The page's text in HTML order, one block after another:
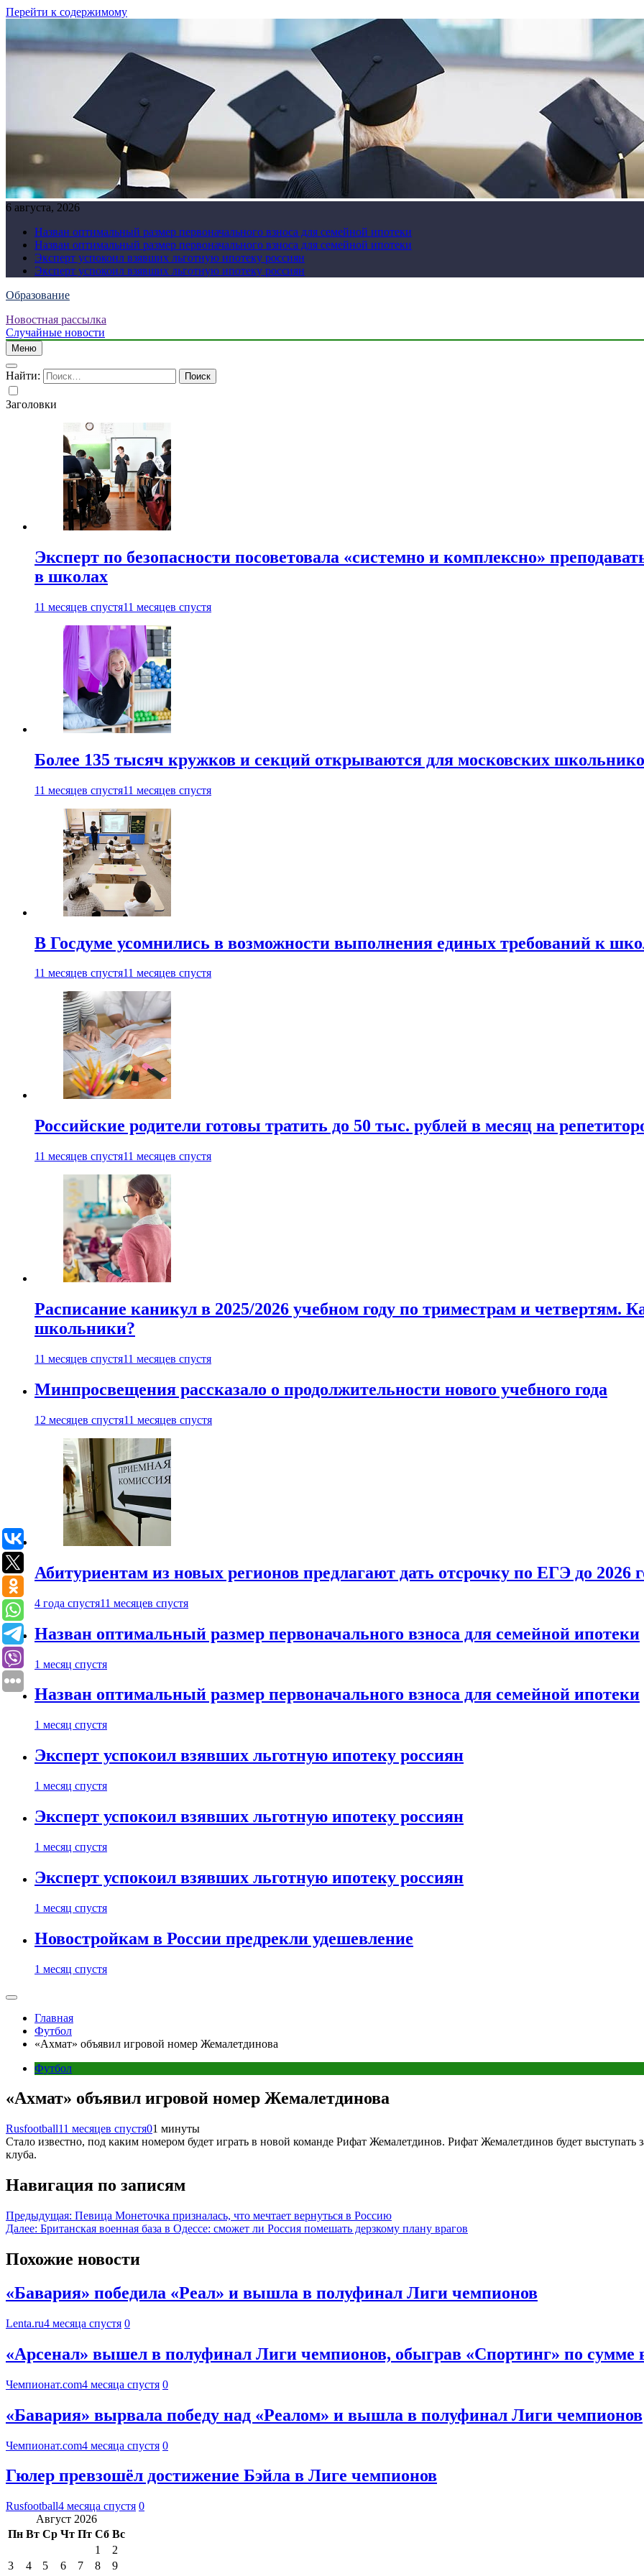
Перейти к содержимому
6 августа, 2026
Назван оптимальный размер первоначального взноса для семейной ипотеки
Назван оптимальный размер первоначального взноса для семейной ипотеки
Эксперт успокоил взявших льготную ипотеку россиян
Эксперт успокоил взявших льготную ипотеку россиян
Образование
Новостная рассылка
Случайные новости
Меню
Найти:
Заголовки
Эксперт по безопасности посоветовала «системно и комплексно»
в школах
11 месяцев спустя11 месяцев спустя
Более 135 тысяч кружков и секций открываются для московских
11 месяцев спустя11 месяцев спустя
В Госдуме усомнились в возможности выполнения единых требований к
11 месяцев спустя11 месяцев спустя
Российские родители готовы тратить до 50 тыс. рублей в месяц на
11 месяцев спустя11 месяцев спустя
Расписание каникул в 2025/2026 учебном году по триместрам и четвертям.
школьники?
11 месяцев спустя11 месяцев спустя
Минпросвещения рассказало о продолжительности нового учебного года
12 месяцев спустя11 месяцев спустя
Абитуриентам из новых регионов предлагают дать отсрочку по ЕГЭ до 2026
4 года спустя11 месяцев спустя
Назван оптимальный размер первоначального взноса для семейной ипотеки
1 месяц спустя
Назван оптимальный размер первоначального взноса для семейной ипотеки
1 месяц спустя
Эксперт успокоил взявших льготную ипотеку россиян
1 месяц спустя
Эксперт успокоил взявших льготную ипотеку россиян
1 месяц спустя
Эксперт успокоил взявших льготную ипотеку россиян
1 месяц спустя
Новостройкам в России предрекли удешевление
1 месяц спустя
Главная
Футбол
«Ахмат» объявил игровой номер Жемалетдинова
Футбол
«Ахмат» объявил игровой номер Жемалетдинова
Rusfootball11 месяцев спустя01 минуты
Стало известно, под каким номером будет играть в новой команде Рифат Жемалетдинов. Рифат Жемалетдинов будет
клуба.
Навигация по записям
Предыдущая: Певица Монеточка призналась, что мечтает вернуться в Россию
Далее: Британская военная база в Одессе: сможет ли Россия помешать дерзкому плану врагов
Похожие новости
«Бавария» победила «Реал» и вышла в полуфинал Лиги чемпионов
Lenta.ru4 месяца спустя 0
«Арсенал» вышел в полуфинал Лиги чемпионов, обыграв «Спортинг» по сумме
Чемпионат.com4 месяца спустя 0
«Бавария» вырвала победу над «Реалом» и вышла в полуфинал Лиги чемпионов
Чемпионат.com4 месяца спустя 0
Гюлер превзошёл достижение Бэйла в Лиге чемпионов
Rusfootball4 месяца спустя 0
Август 2026
Пн Вт Ср Чт Пт Сб Вс
1
2
3
4 5 6 7 8
9